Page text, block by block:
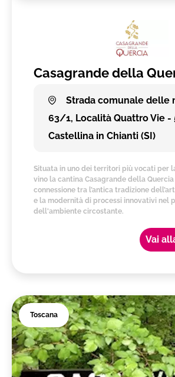
Casagrande della
Strada comunale delle
63/1, Località Quattro Vie -
Castellina in Chianti (SI)
Vai
Situata in uno dei territori più vocati per
vino la cantina Casagrande della
connessione tra l’antica tradizione
e la modernità di processi innovativi nel
dell'ambiente circostante.
Toscana